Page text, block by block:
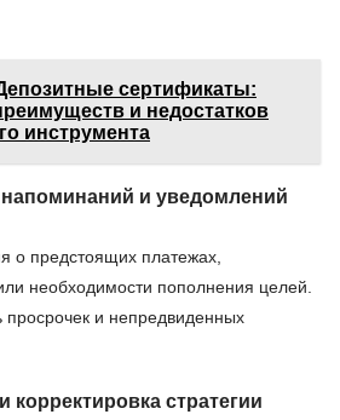
сертификаты:
и недостатков
инструмента
и уведомлений
о предстоящих платежах,
необходимости пополнения целей.
просрочек и непредвиденных
корректировка стратегии